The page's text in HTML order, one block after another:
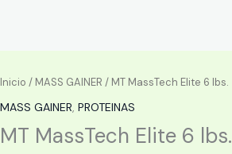
Inicio / MASS GAINER / MT MassTech Elite 6 lbs.
MASS GAINER, PROTEINAS
MT MassTech Elite 6 lbs.